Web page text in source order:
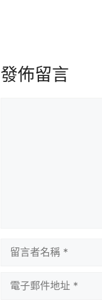
發佈留言